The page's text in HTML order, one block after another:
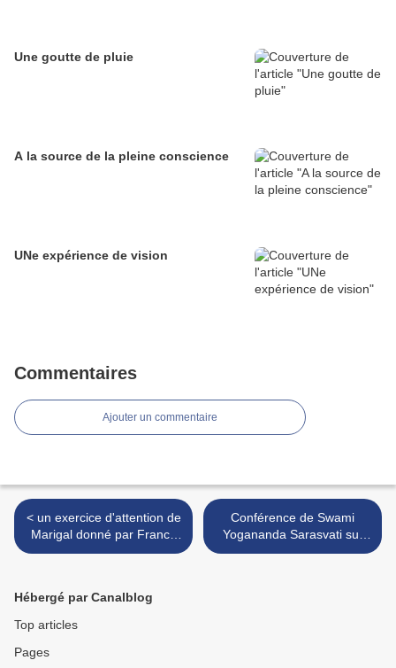
Une goutte de pluie
A la source de la pleine conscience
UNe expérience de vision
Commentaires
Ajouter un commentaire
< un exercice d'attention de
Marigal donné par Franck
Terreaux
Conférence de Swami
Yogananda Sarasvati sur
Le florilège du Nirvana de
Hébergé par Canalblog
Top articles
Pages